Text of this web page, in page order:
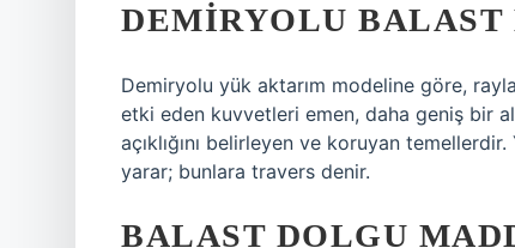
DEMIRYOLU BALAST
Demiryolu yük aktarım modeline göre,
etki eden kuvvetleri emen, daha geniş bir
açıklığını belirleyen ve koruyan
yarar; bunlara travers denir.
BALAST DOLGU